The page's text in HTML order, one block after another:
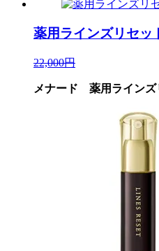
薬用ラインズリセッ
22,000円
メナード 薬用ラインズ